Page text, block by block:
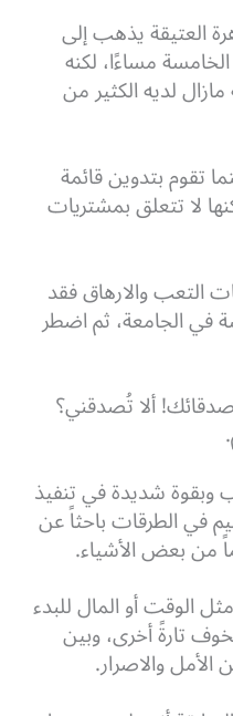
العتيقة يذهب إلى
مساءًا، لكنه
لديه الكثير من
تقوم بتدوين قائمة
لا تتعلق بمشتريات
التعب والارهاق فقد
في الجامعة، ثم اضطر
ألا تُصدقني؟
وبقوة شديدة في تنفيذ
في الطرقات باحثاً عن
من بعض الأشياء.
الوقت أو المال للبدء
تارةً أخرى، وبين
الأمل والاصرار.